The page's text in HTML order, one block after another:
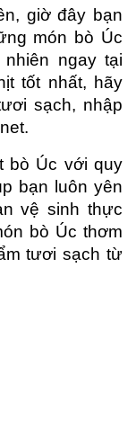
giờ đây bạn
món bò Úc
ngay tại
tốt nhất, hãy
sạch, nhập
bò Úc với quy
bạn luôn yên
vệ sinh thực
bò Úc thơm
tươi sạch từ